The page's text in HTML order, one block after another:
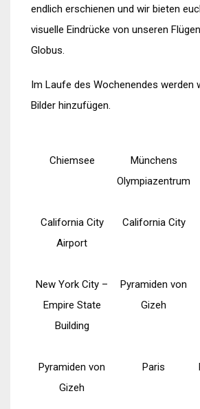
endlich erschienen und wir bieten
visuelle Eindrücke von unseren
Globus.
Im Laufe des Wochenendes werden
Bilder hinzufügen.
Chiemsee
Münchens
Olympiazentrum
California City
Airport
California City
New York City –
Empire State
Building
Pyramiden von
Gizeh
Pyramiden von
Gizeh
Paris